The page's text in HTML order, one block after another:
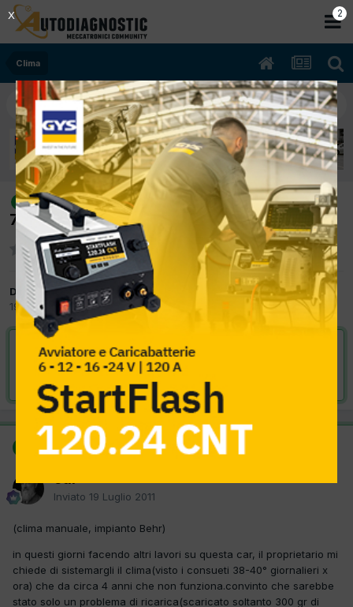
Clima
risolto
[ASTRA G 05/2001 2000cc Y20DTH
74Kw Diesel] ecu clima
Da cdr
19 Luglio 2011 inClima
VAI ALLA SOLUZIONE
Risolta da cdr, 19 Luglio 2011
SOLUZIONE
Inviato 19 Luglio 2011
(clima manuale, impianto Behr)
in questi giorni facendo altri lavori su questa car, il proprietario mi
chiede di sistemargli il clima(visto i consueti 38-40° giornalieri x
ora) che da circa 4 anni che non funziona.convinto che sarebbe
stato solo un problema di ricarica(scaricato soltanto 300 gr di
2
X